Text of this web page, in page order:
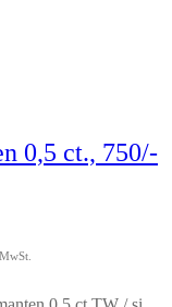
0,5 ct., 750/-